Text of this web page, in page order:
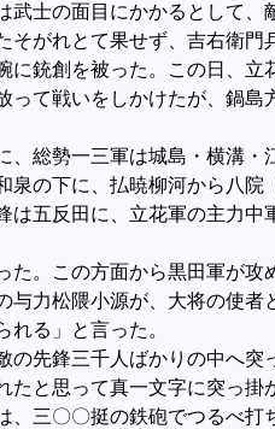
士の面目にかかるとして、
がれとて果せず、吉右衛門
銃創を被った。この日、
て戦いをしかけたが、鍋
総勢一三軍は城島・横溝・
の下に、払暁柳河から八
五反田に、立花軍の主力
。この方面から黒田軍が攻
力松隈小源が、大将の使
る」と言った。
の先鋒三千人ばかりの中へ
たと思って真一文字に突っ
三〇〇挺の鉄砲でつるべ